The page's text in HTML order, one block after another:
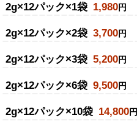
2g×12パック×1袋 1,980円
2g×12パック×2袋 3,700円
2g×12パック×3袋 5,200円
2g×12パック×6袋 9,500円
2g×12パック×10袋 14,800円